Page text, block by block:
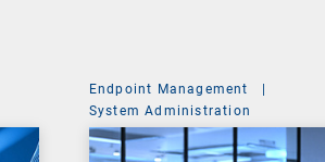
Endpoint Management
|
System Administration